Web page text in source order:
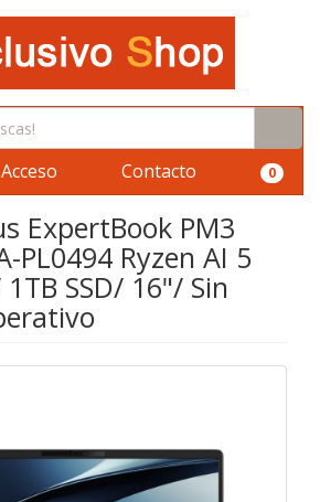
Acceso Contacto 0
ExpertBook PM3
PL0494 Ryzen AI 5
SSD/ 16"/ Sin